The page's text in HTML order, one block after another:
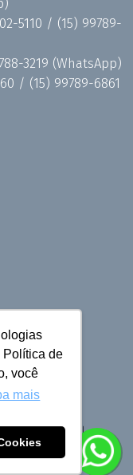
Política de
você
mais
5110 / (15) 99789-
3219 (WhatsApp)
/ (15) 99789-6861
Cruzeiro do Sul